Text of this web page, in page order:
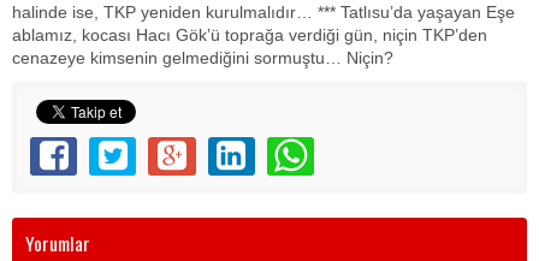
halinde ise, TKP yeniden kurulmalıdır… *** Tatlısu’da yaşayan Eşe
ablamız, kocası Hacı Gök’ü toprağa verdiği gün, niçin TKP’den
cenazeye kimsenin gelmediğini sormuştu… Niçin?
Yorumlar